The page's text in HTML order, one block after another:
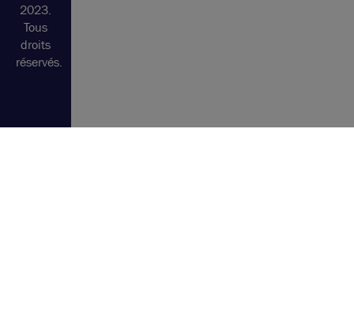
2023.
Tous
droits
réservés.